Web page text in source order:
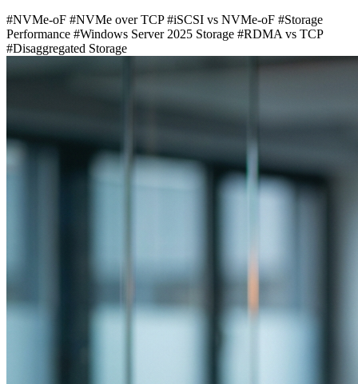
#NVMe-oF #NVMe over TCP#iSCSI vs NVMe-oF #Storage
Performance #Windows Server 2025 Storage #RDMA vs TCP
#Disaggregated Storage